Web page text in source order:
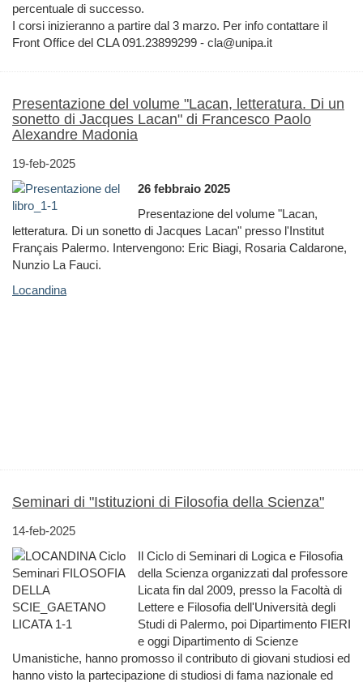
percentuale di successo.
I corsi inizieranno a partire dal 3 marzo. Per info contattare il
Front Office del CLA 091.23899299 - cla@unipa.it
Presentazione del volume "Lacan, letteratura. Di un
sonetto di Jacques Lacan" di Francesco Paolo
Alexandre Madonia
19-feb-2025
26 febbraio 2025
Presentazione del volume "Lacan,
letteratura. Di un sonetto di Jacques Lacan" presso l'Institut
Français Palermo. Intervengono: Eric Biagi, Rosaria Caldarone,
Nunzio La Fauci.
Locandina
Seminari di "Istituzioni di Filosofia della Scienza"
14-feb-2025
Il Ciclo di Seminari di Logica e Filosofia
della Scienza organizzati dal professore
Licata fin dal 2009, presso la Facoltà di
Lettere e Filosofia dell'Università degli
Studi di Palermo, poi Dipartimento FIERI
e oggi Dipartimento di Scienze
Umanistiche, hanno promosso il contributo di giovani studiosi ed
hanno visto la partecipazione di studiosi di fama nazionale ed